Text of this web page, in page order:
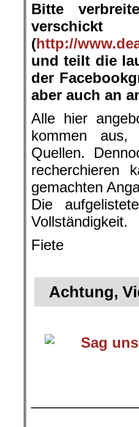
Bitte
(http://
und teilt die
der
aber auch an
Alle hier
kommen aus,
Quellen.
recherchieren
gemachten
Die
Vollständigkeit.
Fiete
Achtung,